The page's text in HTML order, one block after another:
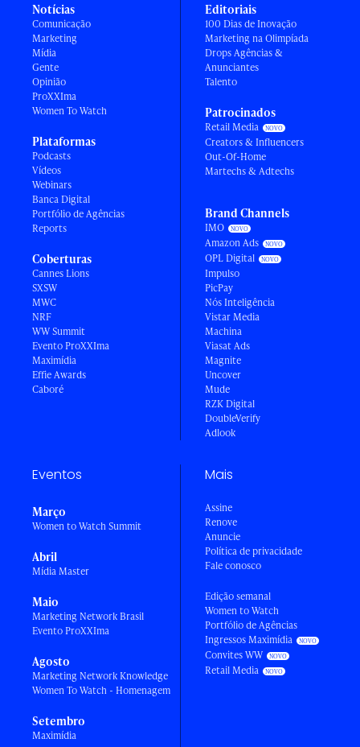
Notícias
Comunicação
Marketing
Mídia
Gente
Opinião
ProXXIma
Women To Watch
Plataformas
Podcasts
Vídeos
Webinars
Banca Digital
Portfólio de Agências
Reports
Coberturas
Cannes Lions
SXSW
MWC
NRF
WW Summit
Evento ProXXIma
Maximídia
Effie Awards
Caboré
Editoriais
100 Dias de Inovação
Marketing na Olimpíada
Drops Agências &
Anunciantes
Talento
Patrocinados
Retail Media
Creators & Influencers
Out-Of-Home
Martechs & Adtechs
Brand Channels
IMO
Amazon Ads
OPL Digital
Impulso
PicPay
Nós Inteligência
Vistar Media
Machina
Viasat Ads
Magnite
Uncover
Mude
RZK Digital
DoubleVerify
Adlook
Eventos
Março
Women to Watch Summit
Abril
Mídia Master
Maio
Marketing Network Brasil
Evento ProXXIma
Agosto
Marketing Network Knowledge
Women To Watch - Homenagem
Setembro
Maximídia
Mais
Assine
Renove
Anuncie
Política de privacidade
Fale conosco
Edição semanal
Women to Watch
Portfólio de Agências
Ingressos Maximídia
Convites WW
Retail Media